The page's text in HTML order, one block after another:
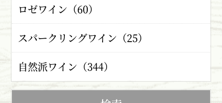
ロゼワイン（60）
スパークリングワイン（25）
自然派ワイン（344）